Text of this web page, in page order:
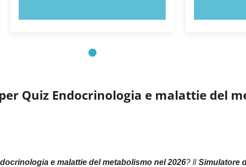
Quiz Endocrinologia e malattie del
e malattie del metabolismo nel 2026? Il Simulatore